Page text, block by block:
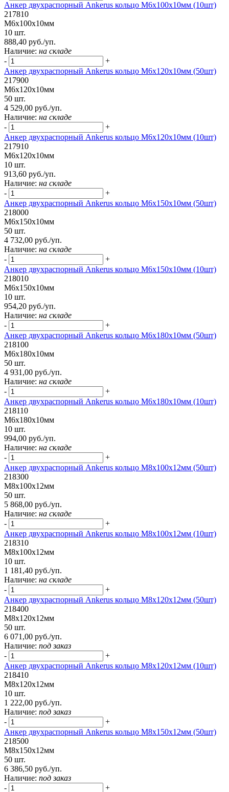
Анкер двухраспорный Ankerus кольцо М6х100х10мм (10шт)
217810
М6х100х10мм
10 шт.
888,40 руб./уп.
Наличие: на складе
-
+
Анкер двухраспорный Ankerus кольцо М6х120х10мм (50шт)
217900
М6х120х10мм
50 шт.
4 529,00 руб./уп.
Наличие: на складе
-
+
Анкер двухраспорный Ankerus кольцо М6х120х10мм (10шт)
217910
М6х120х10мм
10 шт.
913,60 руб./уп.
Наличие: на складе
-
+
Анкер двухраспорный Ankerus кольцо М6х150х10мм (50шт)
218000
М6х150х10мм
50 шт.
4 732,00 руб./уп.
Наличие: на складе
-
+
Анкер двухраспорный Ankerus кольцо М6х150х10мм (10шт)
218010
М6х150х10мм
10 шт.
954,20 руб./уп.
Наличие: на складе
-
+
Анкер двухраспорный Ankerus кольцо М6х180х10мм (50шт)
218100
М6х180х10мм
50 шт.
4 931,00 руб./уп.
Наличие: на складе
-
+
Анкер двухраспорный Ankerus кольцо М6х180х10мм (10шт)
218110
М6х180х10мм
10 шт.
994,00 руб./уп.
Наличие: на складе
-
+
Анкер двухраспорный Ankerus кольцо М8х100х12мм (50шт)
218300
М8х100х12мм
50 шт.
5 868,00 руб./уп.
Наличие: на складе
-
+
Анкер двухраспорный Ankerus кольцо М8х100х12мм (10шт)
218310
М8х100х12мм
10 шт.
1 181,40 руб./уп.
Наличие: на складе
-
+
Анкер двухраспорный Ankerus кольцо М8х120х12мм (50шт)
218400
М8х120х12мм
50 шт.
6 071,00 руб./уп.
Наличие: под заказ
-
+
Анкер двухраспорный Ankerus кольцо М8х120х12мм (10шт)
218410
М8х120х12мм
10 шт.
1 222,00 руб./уп.
Наличие: под заказ
-
+
Анкер двухраспорный Ankerus кольцо М8х150х12мм (50шт)
218500
М8х150х12мм
50 шт.
6 386,50 руб./уп.
Наличие: под заказ
-
+